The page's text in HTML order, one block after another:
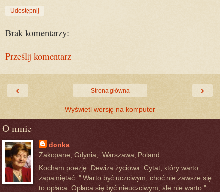
Udostępnij
Brak komentarzy:
Prześlij komentarz
‹ ›
Strona główna
Wyświetl wersję na komputer
O mnie
donka
Zakopane, Gdynia,. Warszawa, Poland
Kocham poezję. Dewiza życiowa: Cytat, który warto
zapamiętać: " Warto być uczciwym, choć nie zawsze się
to opłaca. Opłaca się być nieuczciwym, ale nie warto."